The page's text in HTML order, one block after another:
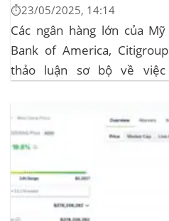
⏱️23/05/2025, 14:14
Các ngân hàng lớn của
Bank of America,
thảo luận sơ bộ về
tiền điện tử. Các...